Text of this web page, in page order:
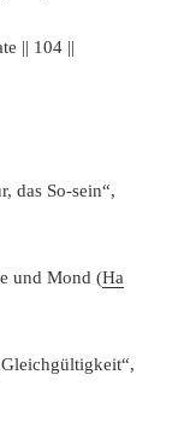
|| 104 ||
das So-sein“,
und Mond (Ha